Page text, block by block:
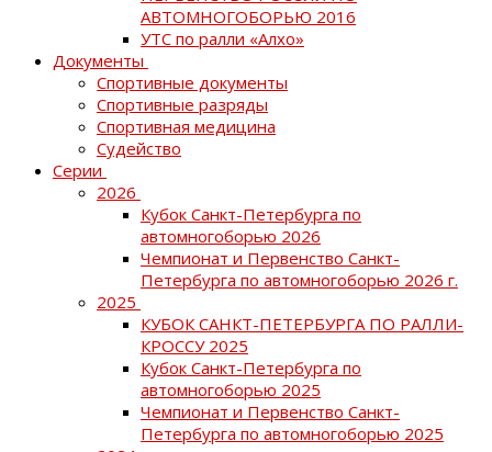
АВТОМНОГОБОРЬЮ 2016
УТС по ралли «Алхо»
Документы
Спортивные документы
Спортивные разряды
Спортивная медицина
Судейство
Серии
2026
Кубок Санкт-Петербурга по
автомногоборью 2026
Чемпионат и Первенство Санкт-
Петербурга по автомногоборью 2026 г.
2025
КУБОК САНКТ-ПЕТЕРБУРГА ПО РАЛЛИ-
КРОССУ 2025
Кубок Санкт-Петербурга по
автомногоборью 2025
Чемпионат и Первенство Санкт-
Петербурга по автомногоборью 2025